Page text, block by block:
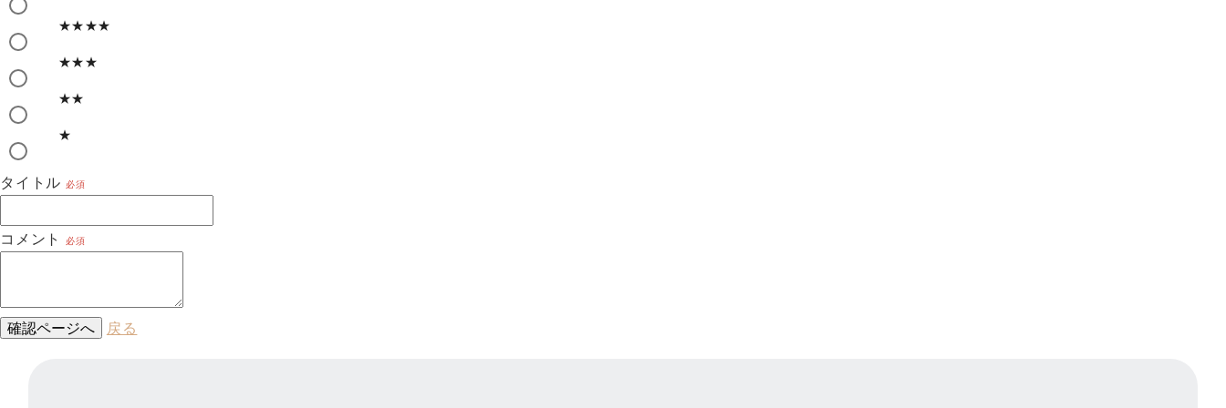
★★★★
★★★
★★
★
タイトル 必須
コメント 必須
確認ページへ 戻る